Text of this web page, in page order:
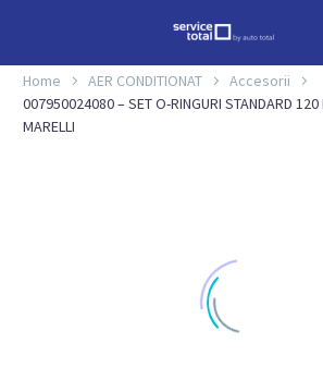
Home AER CONDITIONAT
Accesorii
007950024080 – SET O-RINGURI STANDARD 120
MARELLI